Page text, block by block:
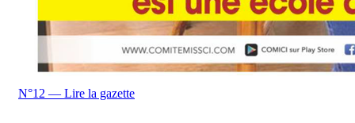
N°12 — Lire la gazette